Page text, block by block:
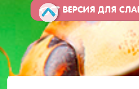
ВЕРСИЯ ДЛЯ